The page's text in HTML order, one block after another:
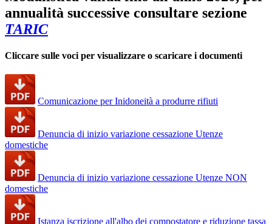
annualità successive consultare sezione
TARIC
Cliccare sulle voci per visualizzare o scaricare i documenti
Comunicazione per Inidoneità a produrre rifiuti
Denuncia di inizio variazione cessazione Utenze
domestiche
Denuncia di inizio variazione cessazione Utenze NON
domestiche
Istanza iscrizione all'albo dei compostatore e riduzione tassa